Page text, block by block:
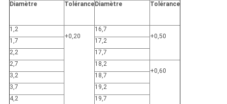
Diamètre
Tolérance Diamètre Tolérance
1,2
+0,20
16,7
+0,50
1,7
17,2
2,2
17,7
2,7
18,2
+0,60
3,2
18,7
3,7
19,2
4,2
19,7